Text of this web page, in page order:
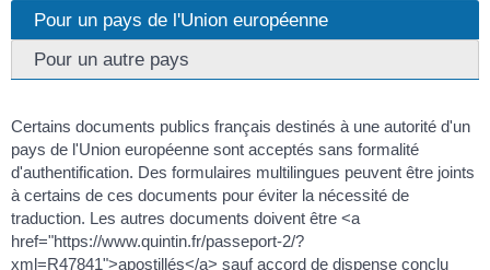
Pour un pays de l'Union européenne
Pour un autre pays
Certains documents publics français destinés à une autorité d'un
pays de l'Union européenne sont acceptés sans formalité
d'authentification. Des formulaires multilingues peuvent être joints
à certains de ces documents pour éviter la nécessité de
traduction. Les autres documents doivent être <a
href="https://www.quintin.fr/passeport-2/?
xml=R47841">apostillés</a> sauf accord de dispense conclu